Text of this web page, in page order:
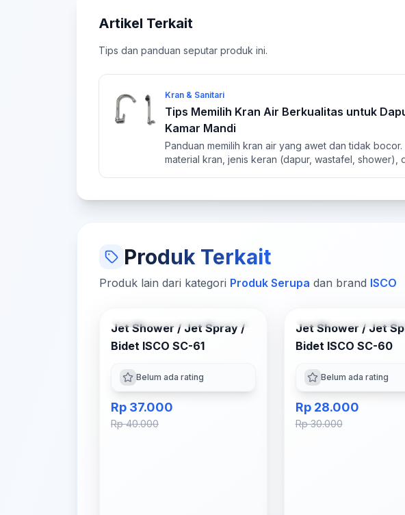
Artikel Terkait
Tips dan panduan seputar produk ini.
Kran & Sanitari
Tips Memilih Kran Air Berkualitas untuk
Kamar Mandi
Panduan memilih kran air yang awet dan tidak bocor.
material kran, jenis keran (dapur, wastafel, shower),
Produk Terkait
Produk lain dari kategori Produk Serupa dan brand ISCO
-8% OFF
Jet Shower / Jet Spray /
Bidet ISCO SC-61
Belum ada rating
Rp 37.000
Rp 40.000
-7% OFF
Jet Shower / Jet
Bidet ISCO SC-60
Belum ada rating
Rp 28.000
Rp 30.000